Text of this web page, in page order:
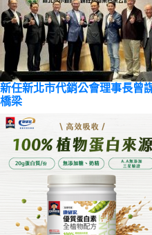
新任新北市代銷公會理事長曾
橋梁